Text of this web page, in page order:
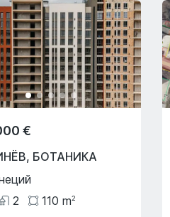
€
, БОТАНИКА
2 110 m2